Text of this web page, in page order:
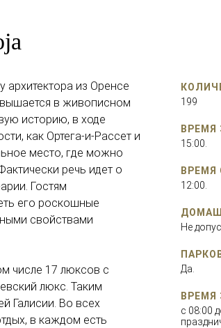
архитектора из Оренсе
в живописном
историю, в ходе
как Ортега-и-Рассет и
место, где можно
речь идет о
Гостям
его роскошные
свойствами
числе 17 люксов с
люкс. Таким
Галисии. Во всех
в каждом есть
199
ВРЕМЯ
15:00.
ВРЕМЯ
12:00.
Не
Да.
ВРЕМЯ
с 08:00